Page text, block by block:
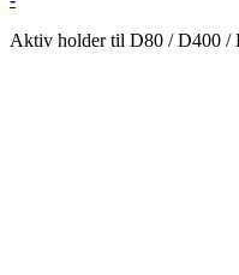
Aktiv holder til D80 / D400 /